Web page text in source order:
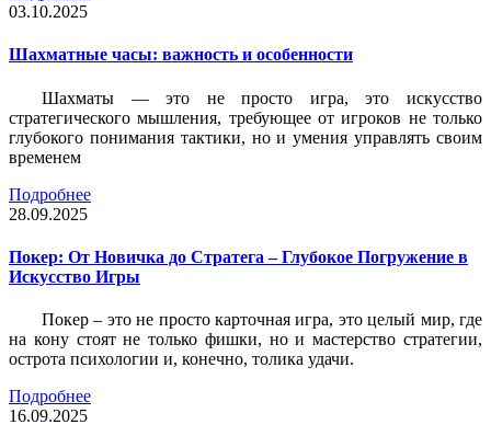
03.10.2025
Шахматные часы: важность и особенности
Шахматы — это не просто игра, это искусство
стратегического мышления, требующее от игроков не только
глубокого понимания тактики, но и умения управлять своим
временем
Подробнее
28.09.2025
Покер: От Новичка до Стратега – Глубокое Погружение в
Искусство Игры
Покер – это не просто карточная игра, это целый мир, где
на кону стоят не только фишки, но и мастерство стратегии,
острота психологии и, конечно, толика удачи.
Подробнее
16.09.2025